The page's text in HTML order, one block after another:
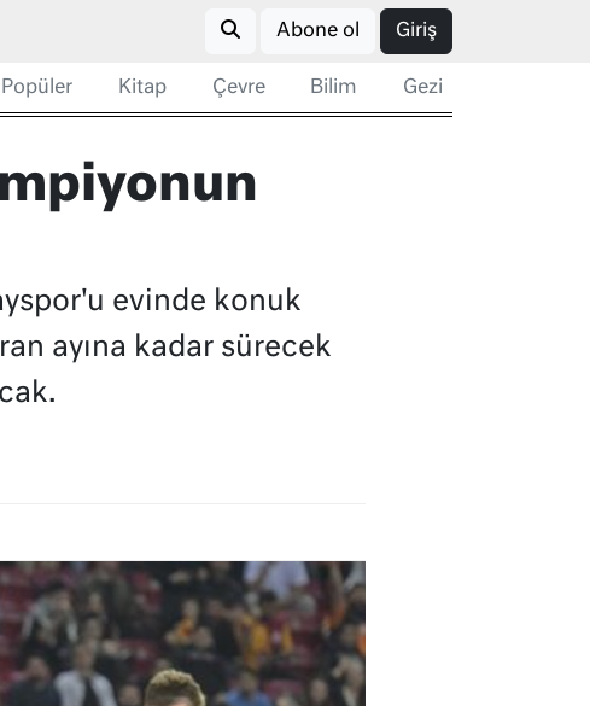
Abone ol Giriş
Popüler Kitap Çevre Bilim Gezi
evinde konuk
ayına kadar sürecek